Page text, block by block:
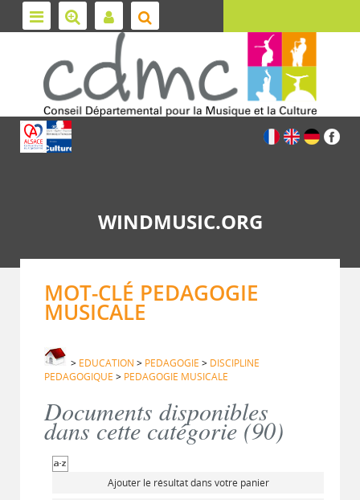
WINDMUSIC.ORG
MOT-CLÉ PEDAGOGIE
MUSICALE
> EDUCATION > PEDAGOGIE > DISCIPLINE
PEDAGOGIQUE > PEDAGOGIE MUSICALE
Documents disponibles
dans cette catégorie (90)
Ajouter le résultat dans votre panier